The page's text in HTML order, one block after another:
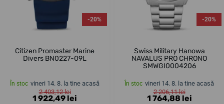
-20%
Citizen Promaster Marine
Divers BN0227-09L
În stoc vineri 14. 8. la tine acasă
2 403,12 lei
1 922,49 lei
-20%
Swiss Military Hanowa
NAVALUS PRO CHRONO
SMWGI0004206
În stoc vineri 14. 8. la tine acasă
2 206,11 lei
1 764,88 lei